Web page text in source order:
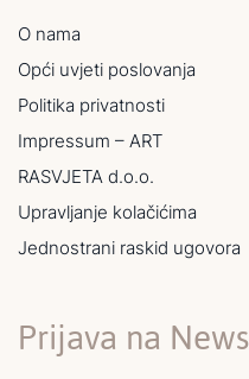
O nama
Opći uvjeti poslovanja
Politika privatnosti
Impressum – ART
RASVJETA d.o.o.
Upravljanje kolačićima
Jednostrani raskid ugovora
Prijava na